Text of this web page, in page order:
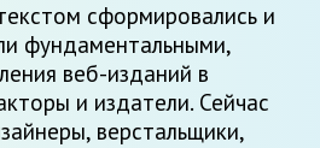
сформировались и
фундаментальными,
веб-изданий в
и издатели. Сейчас
верстальщики,